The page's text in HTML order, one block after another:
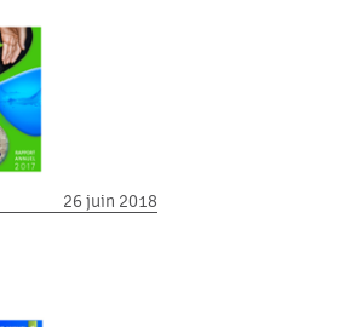
26 juin 2018